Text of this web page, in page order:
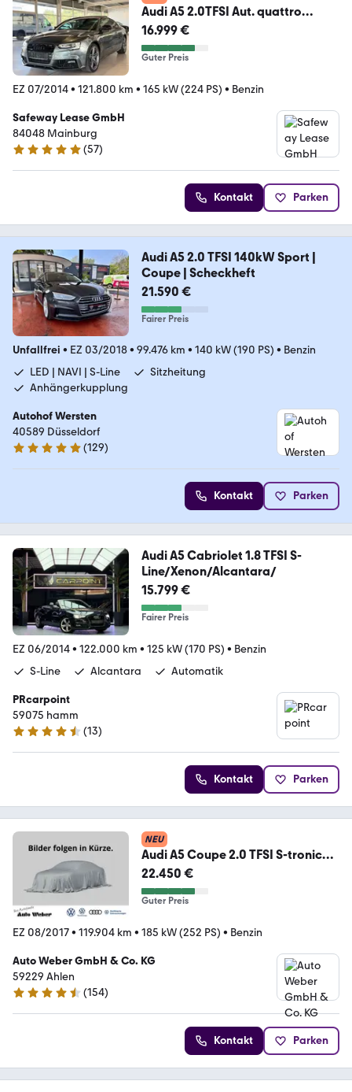
Audi A5 2.0TFSI Aut. quattro
Coupe Xenon Navi Pano
16.999 €
Guter Preis
EZ 07/2014• 121.800 km • 165 kW (224 PS) • Benzin
Safeway Lease GmbH
84048 Mainburg
4.8 Sterne
(57)
Kontakt Parken
Audi A5 2.0 TFSI 140kW Sport |
Coupe | Scheckheft
21.590 €
Fairer Preis
Unfallfrei • EZ 03/2018• 99.476 km • 140 kW (190 PS) • Benzin
LED | NAVI | S-Line
Sitzheitung
Anhängerkupplung
Autohof Wersten
40589 Düsseldorf
5 Sterne
(129)
Kontakt Parken
Audi A5 Cabriolet 1.8 TFSI S-
Line/Xenon/Alcantara/
15.799 €
Fairer Preis
EZ 06/2014• 122.000 km • 125 kW (170 PS) • Benzin
S-Line
Alcantara Automatik
PRcarpoint
59075 hamm
4.5 Sterne
(13)
Kontakt Parken
NEU
Audi A5 Coupe 2.0 TFSI S-tronic
Navi Pano Leder GRA
22.450 €
Guter Preis
EZ 08/2017• 119.904 km • 185 kW (252 PS) • Benzin
Auto Weber GmbH & Co. KG
59229 Ahlen
4.5 Sterne
(154)
Kontakt Parken